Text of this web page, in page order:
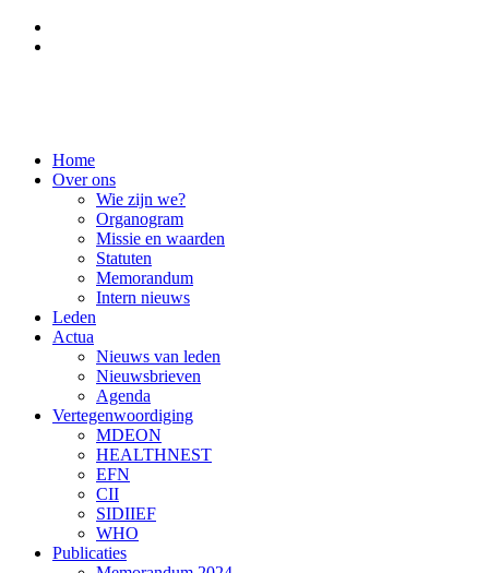
Home
Over ons
Wie zijn we?
Organogram
Missie en waarden
Statuten
Memorandum
Intern nieuws
Leden
Actua
Nieuws van leden
Nieuwsbrieven
Agenda
Vertegenwoordiging
MDEON
HEALTHNEST
EFN
CII
SIDIIEF
WHO
Publicaties